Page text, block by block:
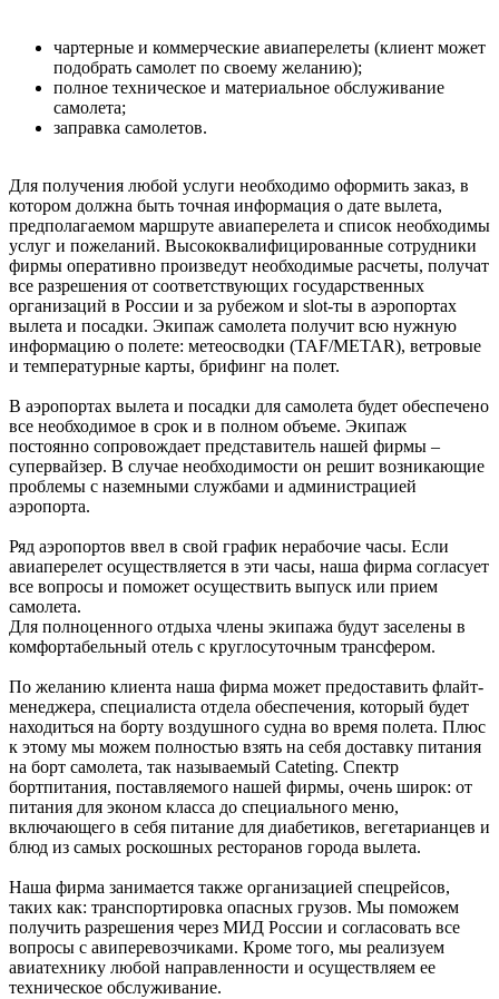
чартерные и коммерческие авиаперелеты (клиент может
подобрать самолет по своему желанию);
полное техническое и материальное обслуживание
самолета;
заправка самолетов.
Для получения любой услуги необходимо оформить заказ, в
котором должна быть точная информация о дате вылета,
предполагаемом маршруте авиаперелета и список необходимы
услуг и пожеланий. Высококвалифицированные сотрудники
фирмы оперативно произведут необходимые расчеты, получат
все разрешения от соответствующих государственных
организаций в России и за рубежом и slot-ты в аэропортах
вылета и посадки. Экипаж самолета получит всю нужную
информацию о полете: метеосводки (TAF/METAR), ветровые
и температурные карты, брифинг на полет.
В аэропортах вылета и посадки для самолета будет обеспечено
все необходимое в срок и в полном объеме. Экипаж
постоянно сопровождает представитель нашей фирмы –
супервайзер. В случае необходимости он решит возникающие
проблемы с наземными службами и администрацией
аэропорта.
Ряд аэропортов ввел в свой график нерабочие часы. Если
авиаперелет осуществляется в эти часы, наша фирма согласует
все вопросы и поможет осуществить выпуск или прием
самолета.
Для полноценного отдыха члены экипажа будут заселены в
комфортабельный отель с круглосуточным трансфером.
По желанию клиента наша фирма может предоставить флайт-
менеджера, специалиста отдела обеспечения, который будет
находиться на борту воздушного судна во время полета. Плюс
к этому мы можем полностью взять на себя доставку питания
на борт самолета, так называемый Cateting. Спектр
бортпитания, поставляемого нашей фирмы, очень широк: от
питания для эконом класса до специального меню,
включающего в себя питание для диабетиков, вегетарианцев и
блюд из самых роскошных ресторанов города вылета.
Наша фирма занимается также организацией спецрейсов,
таких как: транспортировка опасных грузов. Мы поможем
получить разрешения через МИД России и согласовать все
вопросы с авиперевозчиками. Кроме того, мы реализуем
авиатехнику любой направленности и осуществляем ее
техническое обслуживание.